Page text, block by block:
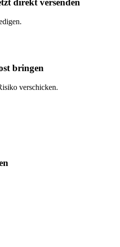
direkt versenden
bringen
verschicken.